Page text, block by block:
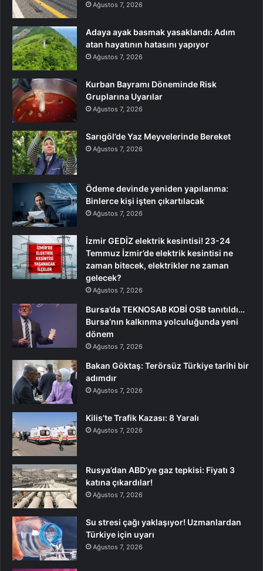
Ağustos 7, 2026
Adaya ayak basmak yasaklandı: Adım
atan hayatının hatasını yapıyor
Ağustos 7, 2026
Kurban Bayramı Döneminde Risk
Gruplarına Uyarılar
Ağustos 7, 2026
Sarıgöl’de Yaz Meyvelerinde Bereket
Ağustos 7, 2026
Ödeme devinde yeniden yapılanma:
Binlerce kişi işten çıkartılacak
Ağustos 7, 2026
İzmir GEDİZ elektrik kesintisi! 23-24
Temmuz İzmir’de elektrik kesintisi ne
zaman bitecek, elektrikler ne zaman
gelecek?
Ağustos 7, 2026
Bursa’da TEKNOSAB KOBİ OSB tanıtıldı…
Bursa’nın kalkınma yolculuğunda yeni
dönem
Ağustos 7, 2026
Bakan Göktaş: Terörsüz Türkiye tarihi bir
adımdır
Ağustos 7, 2026
Kilis’te Trafik Kazası: 8 Yaralı
Ağustos 7, 2026
Rusya’dan ABD’ye gaz tepkisi: Fiyatı 3
katına çıkardılar!
Ağustos 7, 2026
Su stresi çağı yaklaşıyor! Uzmanlardan
Türkiye için uyarı
Ağustos 7, 2026